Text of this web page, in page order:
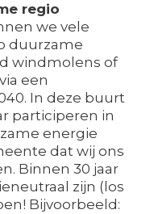
regio
we vele
duurzame
windmolens of
een
In deze buurt
participeren in
energie
dat wij ons
Binnen 30 jaar
zijn (los
Bijvoorbeeld: